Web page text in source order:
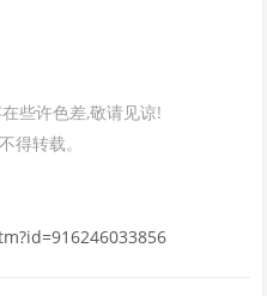
些许色差,敬请见谅!
得转载。